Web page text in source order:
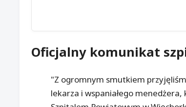
Oficjalny komunikat
"Z ogromnym smutkiem
lekarza i wspaniałego